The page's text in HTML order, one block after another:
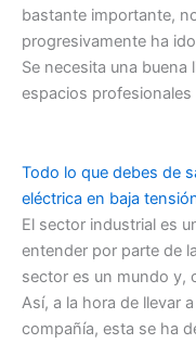
bastante importante,
progresivamente ha
Se necesita una buena
espacios
Todo lo que debes de
eléctrica en baja
El sector industrial es
entender por parte de
sector es un mundo y,
Así, a la hora de llevar
compañía, esta se ha